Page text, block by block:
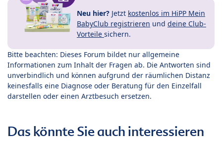
Neu hier? Jetzt kostenlos im HiPP Mein
BabyClub registrieren und deine Club-
Vorteile sichern.
Bitte beachten: Dieses Forum bildet nur allgemeine
Informationen zum Inhalt der Fragen ab. Die Antworten sind
unverbindlich und können aufgrund der räumlichen Distanz
keinesfalls eine Diagnose oder Beratung für den Einzelfall
darstellen oder einen Arztbesuch ersetzen.
Das könnte Sie auch interessieren